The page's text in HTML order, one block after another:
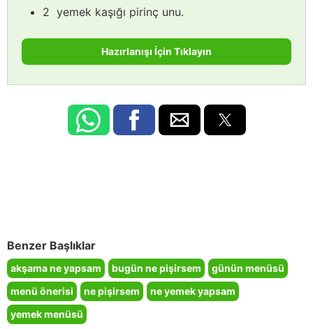
2 yemek kaşığı pirinç unu.
Hazırlanışı İçin Tıklayın
Benzer Başlıklar
akşama ne yapsam bugün ne pişirsem
günün menüsü
menü önerisi
ne pişirsem
ne yemek yapsam
yemek menüsü